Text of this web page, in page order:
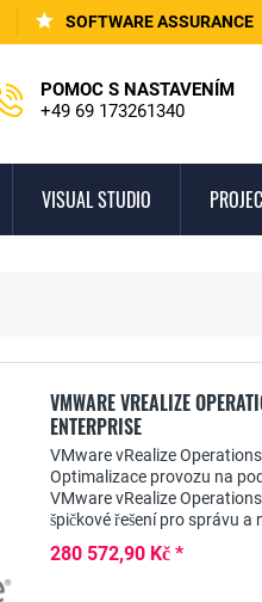
SOFTWARE ASSURANCE
POMOC S NASTAVENÍM
+49 69 173261340
VISUAL STUDIO
VMWARE VREALIZE
ENTERPRISE
VMware vRealize
Optimalizace provozu na
VMware vRealize
špičkové řešení pro správu a
stručném popisu produktu...
280 572,90 Kč *